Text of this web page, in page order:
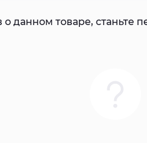
о данном товаре, станьте